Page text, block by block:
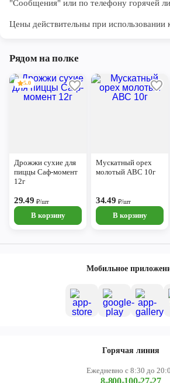
"Сообщения" или по телефону горячей
Цены действительны при использовании
Рядом на полке
5.0
Дрожжи сухие для
пиццы Саф-момент
12г
29.49₽/шт
В корзину
Мускатный орех
молотый АВС 10г
34.49₽/шт
В корзину
Мобильное
Горячая линия
Ежедневно с 8:30 до
8-800-100-27-27